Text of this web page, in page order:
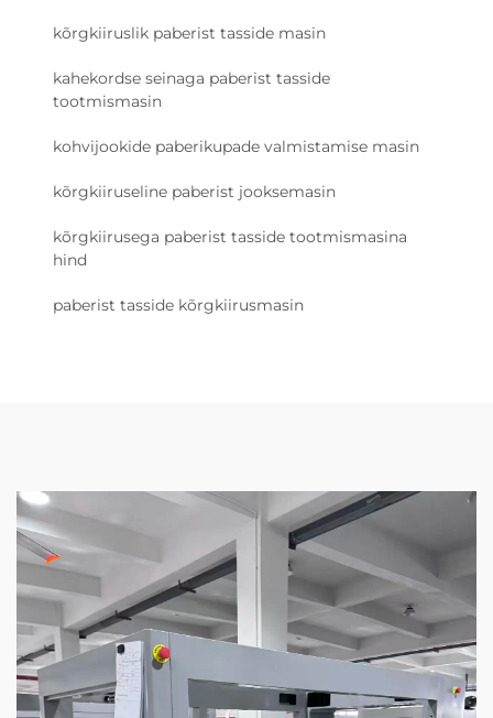
kõrgkiiruslik paberist tasside masin
kahekordse seinaga paberist tasside
tootmismasin
kohvijookide paberikupade valmistamise masin
kõrgkiiruseline paberist jooksemasin
kõrgkiirusega paberist tasside tootmismasina
hind
paberist tasside kõrgkiirusmasin